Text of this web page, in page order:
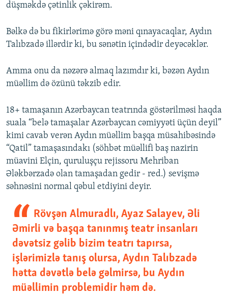
düşməkdə çətinlik çəkirəm.
Bəlkə də bu fikirlərimə görə məni qınayacaqlar, Aydın
Talıbzadə illərdir ki, bu sənətin içindədir deyəcəklər.
Amma onu da nəzərə almaq lazımdır ki, bəzən Aydın
müəllim də özünü təkzib edir.
18+ tamaşanın Azərbaycan teatrında göstərilməsi haqda
suala “belə tamaşalar Azərbaycan cəmiyyəti üçün deyil”
kimi cavab verən Aydın müəllim başqa müsahibəsində
“Qatil” tamaşasındakı (söhbət müəllifi baş nazirin
müavini Elçin, quruluşçu rejissoru Mehriban
Ələkbərzadə olan tamaşadan gedir - red.) sevişmə
səhnəsini normal qəbul etdiyini deyir.
Rövşən Almuradlı, Ayaz Salayev, Əli
Əmirli və başqa tanınmış teatr insanları
dəvətsiz gəlib bizim teatrı tapırsa,
işlərimizlə tanış olursa, Aydın Talıbzadə
hətta dəvətlə belə gəlmirsə, bu Aydın
müəllimin problemidir həm də.